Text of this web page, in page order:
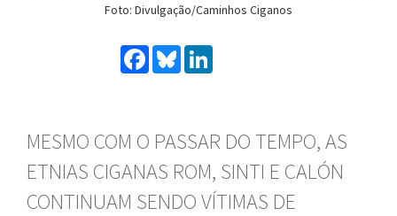
Foto: Divulgação/Caminhos Ciganos
Facebook
Bluesky
MESMO COM O PASSAR DO TEMPO, AS
ETNIAS CIGANAS ROM, SINTI E CALÓN
CONTINUAM SENDO VÍTIMAS DE